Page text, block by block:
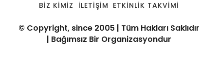
BIZ KIMIZ İLETIŞIM ETKINLIK TAKVIMI
© Copyright, since 2005 | Tüm Hakları Saklıdır
| Bağımsız Bir Organizasyondur